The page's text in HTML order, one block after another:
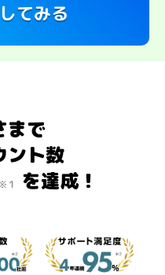
てみる
まで
ント数
１ を達成！